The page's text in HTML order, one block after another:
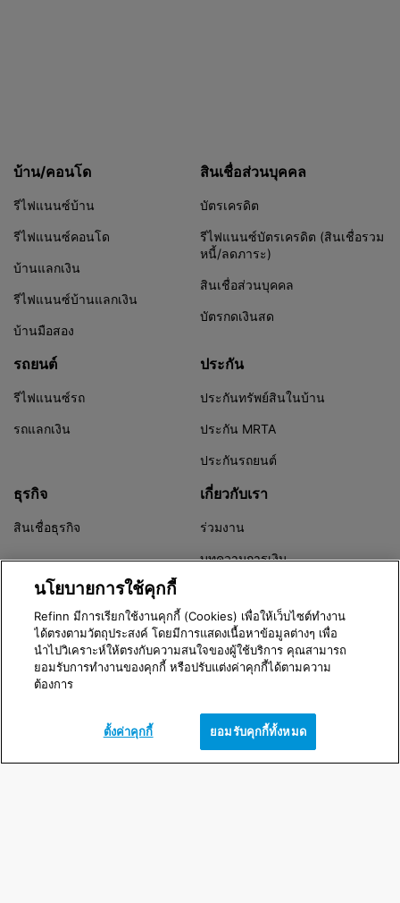
บ้าน/คอนโด
รีไฟแนนซ์บ้าน
รีไฟแนนซ์คอนโด
บ้านแลกเงิน
รีไฟแนนซ์บ้านแลกเงิน
บ้านมือสอง
สินเชื่อส่วนบุคคล
บัตรเครดิต
รีไฟแนนซ์บัตรเครดิต (สินเชื่อรวม
หนี้/ลดภาระ)
สินเชื่อส่วนบุคคล
บัตรกดเงินสด
รถยนต์
รีไฟแนนซ์รถ
รถแลกเงิน
ประกัน
ประกันทรัพย์สินในบ้าน
ประกัน MRTA
ประกันรถยนต์
ธุรกิจ
สินเชื่อธุรกิจ
เกี่ยวกับเรา
ร่วมงาน
บทความการเงิน
Version 3.8.0
© 2016 - 2026 Refinn | Xponential Enterprise Co,. Ltd.
วัน และเวลาทำการ
นโยบายการใช้คุกกี้
Refinn มีการเรียกใช้งานคุกกี้ (Cookies) เพื่อให้เว็บไซต์ทำงาน
ได้ตรงตามวัตถุประสงค์ โดยมีการแสดงเนื้อหาข้อมูลต่างๆ เพื่อ
นำไปวิเคราะห์ให้ตรงกับความสนใจของผู้ใช้บริการ คุณสามารถ
ยอมรับการทำงานของคุกกี้ หรือปรับแต่งค่าคุกกี้ได้ตามความ
ต้องการ
ตั้งค่าคุกกี้ ยอมรับคุกกี้ทั้งหมด